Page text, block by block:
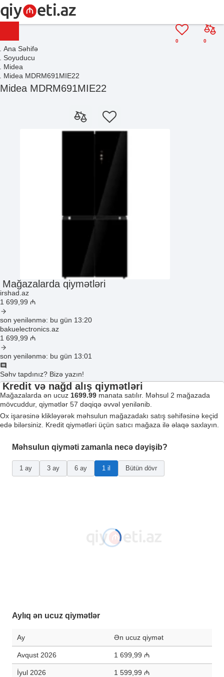
0
0
Ana Səhifə
Soyuducu
Midea
Midea MDRM691MIE22
Midea MDRM691MIE22
Mağazalarda qiymətləri
irshad.az
1 699 ,99 ₼
son yenilənmə: bu gün 13:20
bakuelectronics.az
1 699 ,99 ₼
son yenilənmə: bu gün 13:01
Səhv tapdınız? Bizə yazın!
Kredit və nağd alış qiymətləri
Mağazalarda ən ucuz 1699.99 manata satılır. Məhsul 2 mağazada
mövcuddur, qiymətlər 57 dəqiqə əvvəl yenilənib.
Ox işarəsinə klikləyərək məhsulun mağazadakı satış səhifəsinə keçid
edə bilərsiniz. Kredit qiymətləri üçün satıcı mağaza ilə əlaqə saxlayın.
Məhsulun qiyməti zamanla necə dəyişib?
1 ay 3 ay 6 ay 1 il Bütün dövr
Aylıq ən ucuz qiymətlər
Ay Ən ucuz qiymət
Avqust 2026 1 699,99 ₼
İyul 2026 1 599,99 ₼